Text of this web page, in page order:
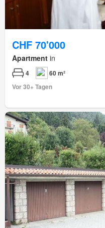
CHF 70'000
Apartment in
4
60 m²
Vor 30+ Tagen